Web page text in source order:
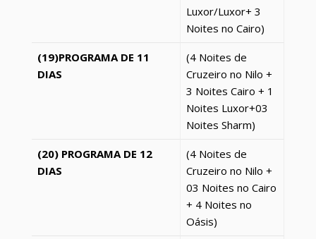
Luxor/Luxor+ 3
Noites no Cairo)
(19)PROGRAMA DE 11
DIAS
(4 Noites de
Cruzeiro no Nilo +
3 Noites Cairo + 1
Noites Luxor+03
Noites Sharm)
(20) PROGRAMA DE 12
DIAS
(4 Noites de
Cruzeiro no Nilo +
03 Noites no Cairo
+ 4 Noites no
Oásis)